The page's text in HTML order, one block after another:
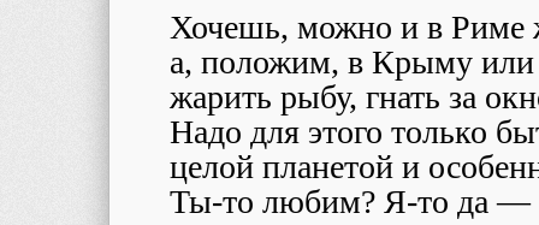
Хочешь, можно и в Риме
а, положим, в Крыму
жарить рыбу, гнать за
Надо для этого только
целой планетой и
Ты-то любим? Я-то да —